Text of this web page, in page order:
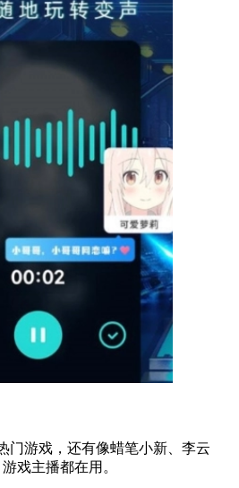
门游戏，还有像蜡笔小新、李云
戏主播都在用。